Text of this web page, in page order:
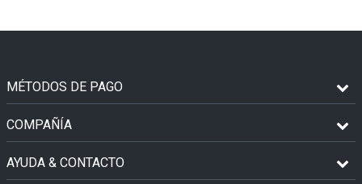
MÉTODOS DE PAGO
COMPAÑÍA
AYUDA & CONTACTO